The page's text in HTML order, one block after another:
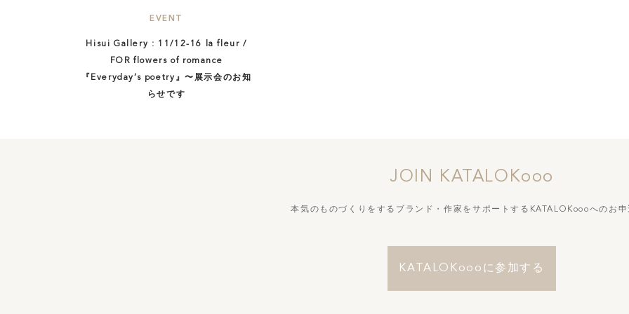
EVENT
Hisui Gallery : 11/12-16 la fleur /
FOR flowers of romance
『Everyday’s poetry』〜展示会のお知
らせです
JOIN KATALOKooo
本気のものづくりをするブランド・作家をサポートする KATALOKoooへのお
KATALOKoooに参加する